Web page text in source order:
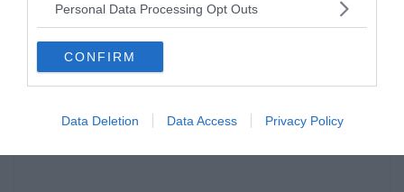
Personal Data Processing Opt Outs
CONFIRM
Data Deletion Data Access Privacy Policy